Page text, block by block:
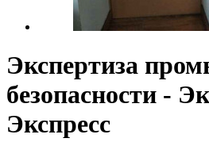
Экспертиза
безопасности -
Экспресс